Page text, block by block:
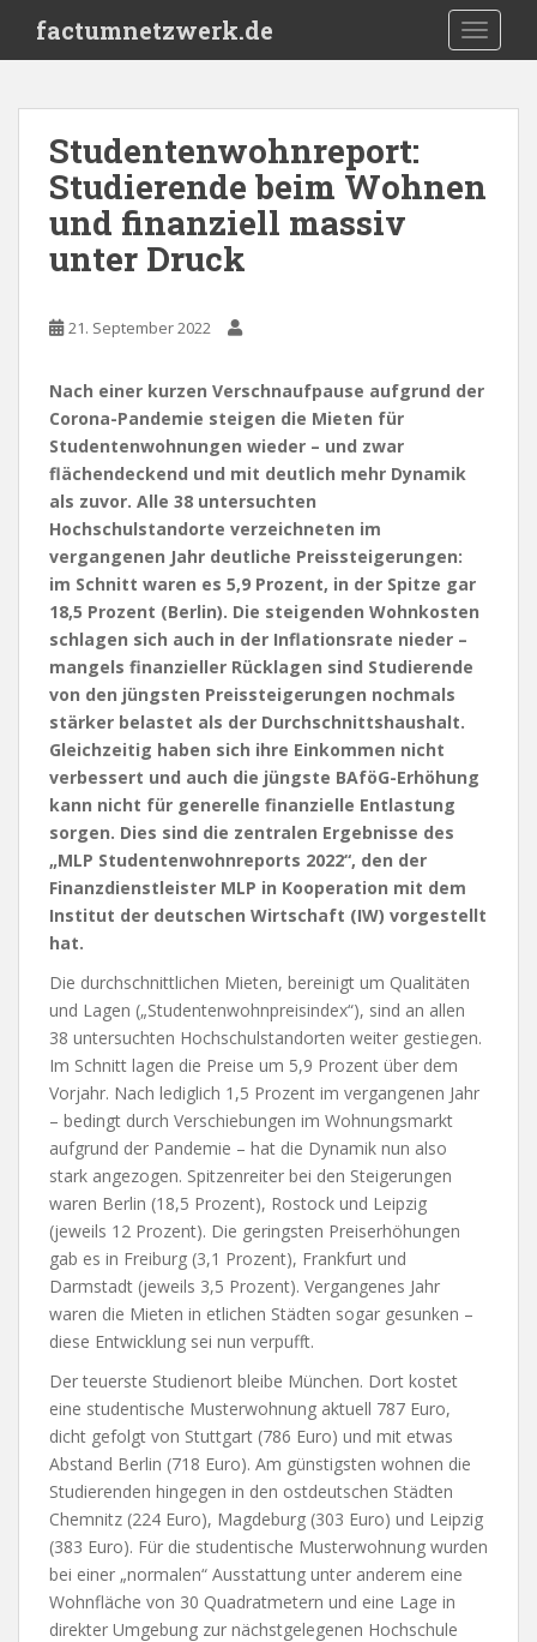
i
factumnetzwerk.de
Studentenwohnreport:
Studierende beim Wohnen
und finanziell massiv
unter Druck
21. September 2022
Nach einer kurzen Verschnaufpause aufgrund der
Corona-Pandemie steigen die Mieten für
Studentenwohnungen wieder – und zwar
flächendeckend und mit deutlich mehr Dynamik
als zuvor. Alle 38 untersuchten
Hochschulstandorte verzeichneten im
vergangenen Jahr deutliche Preissteigerungen:
im Schnitt waren es 5,9 Prozent, in der Spitze gar
18,5 Prozent (Berlin). Die steigenden Wohnkosten
schlagen sich auch in der Inflationsrate nieder –
mangels finanzieller Rücklagen sind Studierende
von den jüngsten Preissteigerungen nochmals
stärker belastet als der Durchschnittshaushalt.
Gleichzeitig haben sich ihre Einkommen nicht
verbessert und auch die jüngste BAföG-Erhöhung
kann nicht für generelle finanzielle Entlastung
sorgen. Dies sind die zentralen Ergebnisse des
„MLP Studentenwohnreports 2022“, den der
Finanzdienstleister MLP in Kooperation mit dem
Institut der deutschen Wirtschaft (IW) vorgestellt
hat.
Die durchschnittlichen Mieten, bereinigt um Qualitäten
und Lagen („Studentenwohnpreisindex“), sind an allen
38 untersuchten Hochschulstandorten weiter gestiegen.
Im Schnitt lagen die Preise um 5,9 Prozent über dem
Vorjahr. Nach lediglich 1,5 Prozent im vergangenen Jahr
– bedingt durch Verschiebungen im Wohnungsmarkt
aufgrund der Pandemie – hat die Dynamik nun also
stark angezogen. Spitzenreiter bei den Steigerungen
waren Berlin (18,5 Prozent), Rostock und Leipzig
(jeweils 12 Prozent). Die geringsten Preiserhöhungen
gab es in Freiburg (3,1 Prozent), Frankfurt und
Darmstadt (jeweils 3,5 Prozent). Vergangenes Jahr
waren die Mieten in etlichen Städten sogar gesunken –
diese Entwicklung sei nun verpufft.
Der teuerste Studienort bleibe München. Dort kostet
eine studentische Musterwohnung aktuell 787 Euro,
dicht gefolgt von Stuttgart (786 Euro) und mit etwas
Abstand Berlin (718 Euro). Am günstigsten wohnen die
Studierenden hingegen in den ostdeutschen Städten
Chemnitz (224 Euro), Magdeburg (303 Euro) und Leipzig
(383 Euro). Für die studentische Musterwohnung wurden
bei einer „normalen“ Ausstattung unter anderem eine
Wohnfläche von 30 Quadratmetern und eine Lage in
direkter Umgebung zur nächstgelegenen Hochschule